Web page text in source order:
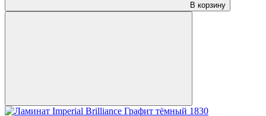
В корзину